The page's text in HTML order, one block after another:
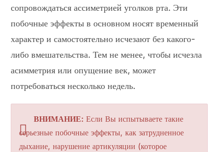
сопровождаться ассиметрией уголков рта. Эти
побочные эффекты в основном носят временный
характер и самостоятельно исчезают без какого-
либо вмешательства. Тем не менее, чтобы исчезла
асимметрия или опущение век, может
потребоваться несколько недель.
ВНИМАНИЕ: Если Вы испытываете такие
серьезные побочные эффекты, как затрудненное
дыхание, нарушение артикуляции (которое